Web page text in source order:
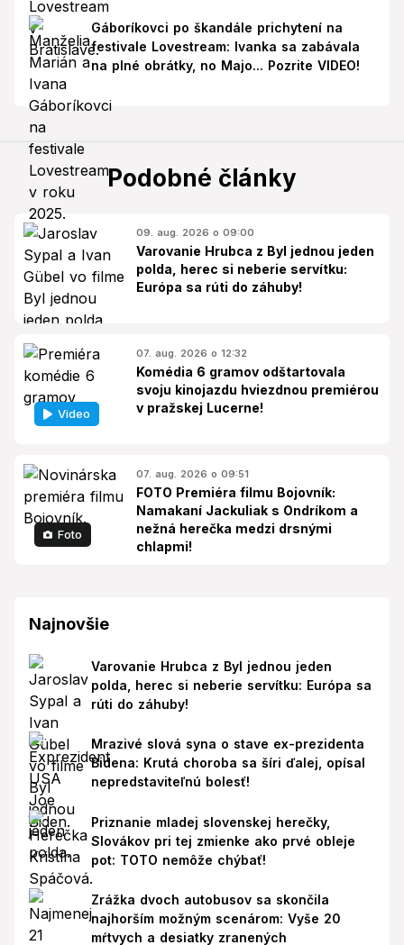
Gáboríkovci po škandále prichytení na
festivale Lovestream: Ivanka sa zabávala
na plné obrátky, no Majo... Pozrite VIDEO!
Podobné články
09. aug. 2026 o 09:00
Varovanie Hrubca z Byl jednou jeden
polda, herec si neberie servítku:
Európa sa rúti do záhuby!
Video
07. aug. 2026 o 12:32
Komédia 6 gramov odštartovala
svoju kinojazdu hviezdnou premiérou
v pražskej Lucerne!
Foto
07. aug. 2026 o 09:51
FOTO Premiéra filmu Bojovník:
Namakaní Jackuliak s Ondríkom a
nežná herečka medzi drsnými
chlapmi!
Najnovšie
Varovanie Hrubca z Byl jednou jeden
polda, herec si neberie servítku: Európa sa
rúti do záhuby!
Mrazivé slová syna o stave ex-prezidenta
Bidena: Krutá choroba sa šíri ďalej, opísal
nepredstaviteľnú bolesť!
Priznanie mladej slovenskej herečky,
Slovákov pri tej zmienke ako prvé obleje
pot: TOTO nemôže chýbať!
Zrážka dvoch autobusov sa skončila
najhorším možným scenárom: Vyše 20
mŕtvych a desiatky zranených